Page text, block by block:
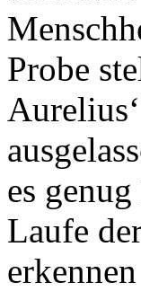
Probe
es
Laufe